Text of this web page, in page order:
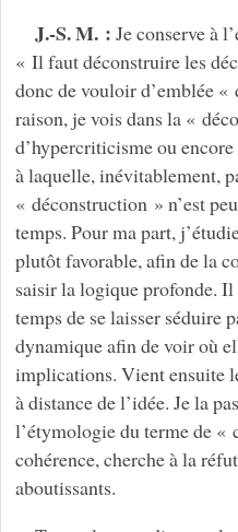
J.-S. M. : Je conserve à
« Il faut déconstruire les
donc de vouloir d’emblée
raison, je vois dans la «
d’hypercriticisme ou
à laquelle, inévitablement,
« déconstruction » n’est
temps. Pour ma part,
plutôt favorable, afin de la
saisir la logique profonde.
temps de se laisser séduire
dynamique afin de voir où
implications. Vient ensuite
à distance de l’idée. Je la
l’étymologie du terme de «
cohérence, cherche à la
aboutissants.